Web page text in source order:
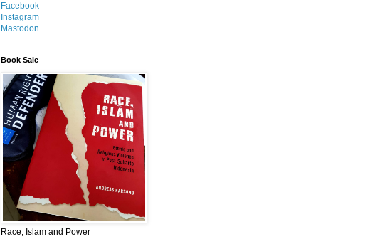
Facebook
Instagram
Mastodon
Book Sale
Race, Islam and Power